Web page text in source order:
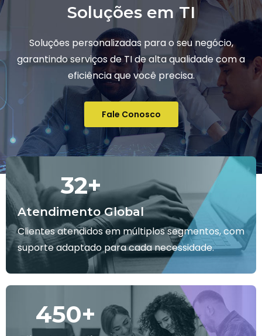
Soluções em TI
Soluções personalizadas para o seu negócio,
garantindo serviços de TI de alta qualidade com a
eficiência que você precisa.
Fale Conosco
Atendimento Global
32+
Clientes atendidos em múltiplos segmentos, com
suporte adaptado para cada necessidade.
450+